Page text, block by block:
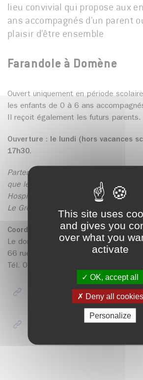
This site uses
and gives you
over what you
activate
OK, accept all
Deny all cookies
Personalize
lieu convivial qui propose aux
ans accompagnés d'un parent
plaisir d'être ensemble
Farandole à Domène
Ouvert uniquement en période
les enfants de 0 à 6 ans
Il reçoit également les futurs parents.
Ouverture : le lundi (hors vacances
17h30.
Partenaires du Laep Farandole : la
que le Département de l'Isère, la CAF,
Hospitalier Alpes-Isère et la
Le Grésivaudan.
Coordonnées :
Le domène des bambins
66 rue des Alpes (à côté du collège)
Tél. 04 76 77 52 67
LAEP Farandole
Ville de Domène